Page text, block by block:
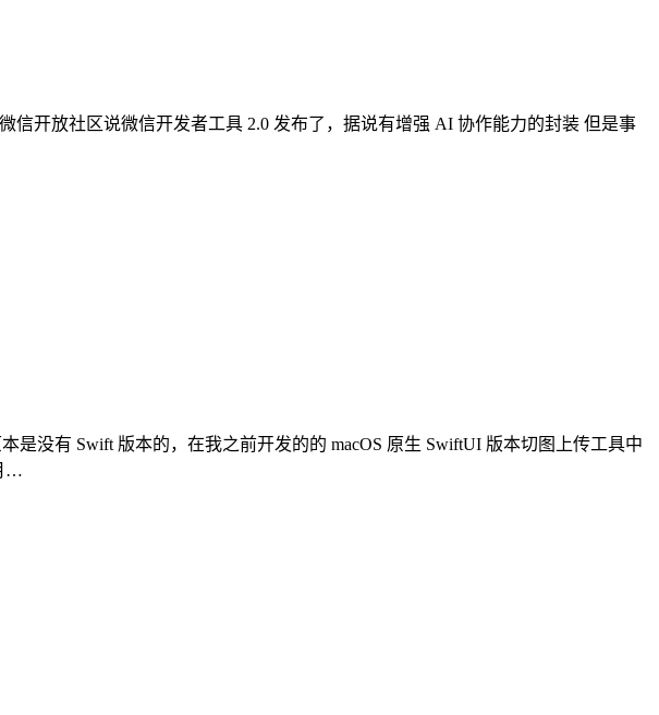
微信开放社区说微信开发者工具 2.0 发布了，据说有增强 AI 协作能力的封装 但是事
是没有 Swift 版本的，在我之前开发的的 macOS 原生 SwiftUI 版本切图上传工具中
…